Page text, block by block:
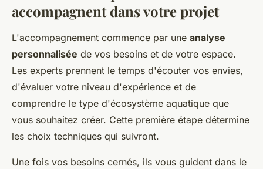
accompagnent dans votre projet
L'accompagnement commence par une analyse
personnalisée de vos besoins et de votre espace.
Les experts prennent le temps d'écouter vos envies,
d'évaluer votre niveau d'expérience et de
comprendre le type d'écosystème aquatique que
vous souhaitez créer. Cette première étape détermine
les choix techniques qui suivront.
Une fois vos besoins cernés, ils vous guident dans le